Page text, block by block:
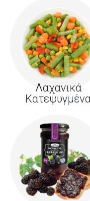
Λαχανικά